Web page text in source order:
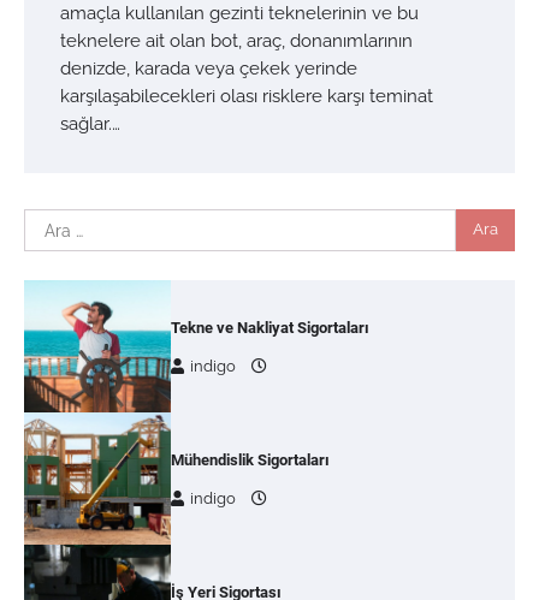
amaçla kullanılan gezinti teknelerinin ve bu
teknelere ait olan bot, araç, donanımlarının
denizde, karada veya çekek yerinde
karşılaşabilecekleri olası risklere karşı teminat
sağlar.…
Arama:
Tekne ve Nakliyat Sigortaları
indigo
Mühendislik Sigortaları
indigo
İş Yeri Sigortası